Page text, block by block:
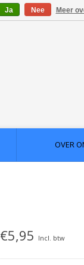
OVER
€5,95 Incl. btw
Ja Nee Meer